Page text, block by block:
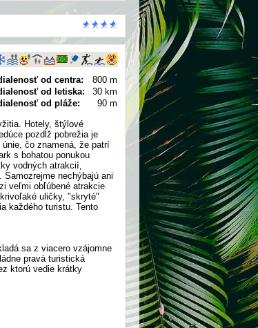
od centra:
800 m
od letiska:
30 km
od pláže:
90 m
Hotely, štýlové
pozdĺž pobrežia je
čo znamená, že patrí
s bohatou ponukou
vodných atrakcií,
nechýbajú ani
veľmi obľúbené atrakcie
uličky, "skryté"
každého turistu. Tento
sa z viacero vzájomne
pravá turistická
ktorú vedie krátky